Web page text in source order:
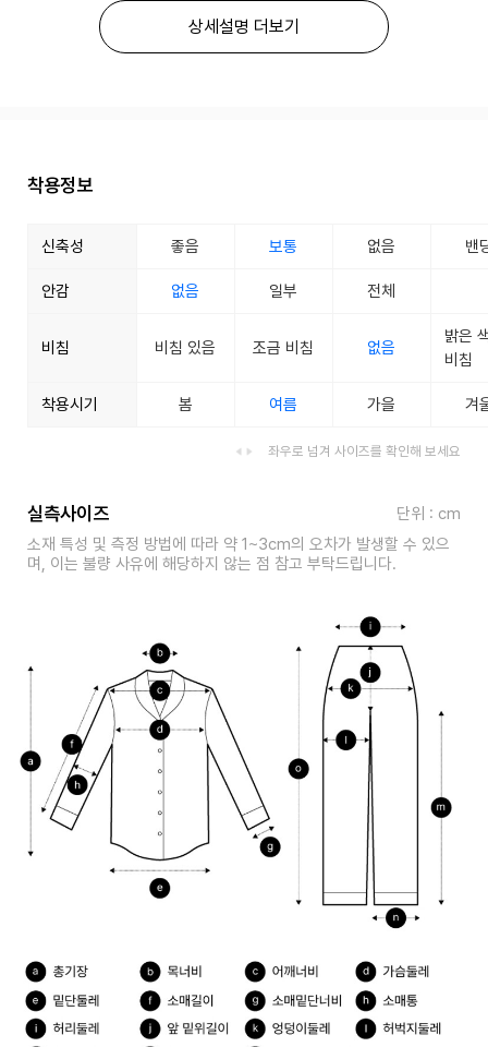
상세설명 더보기
착용정보
신축성 좋음 보통 없음 밴
안감 없음 일부 전체
비침 비침 있음 조금 비침 없음
밝은
비침
착용시기 봄 여름 가을 겨
좌우로 넘겨 사이즈를 확인해 보세요
실측사이즈
단위 : cm
소재 특성 및 측정 방법에 따라 약 1~3cm의 오차가 발생할 수 있으
며, 이는 불량 사유에 해당하지 않는 점 참고 부탁드립니다.